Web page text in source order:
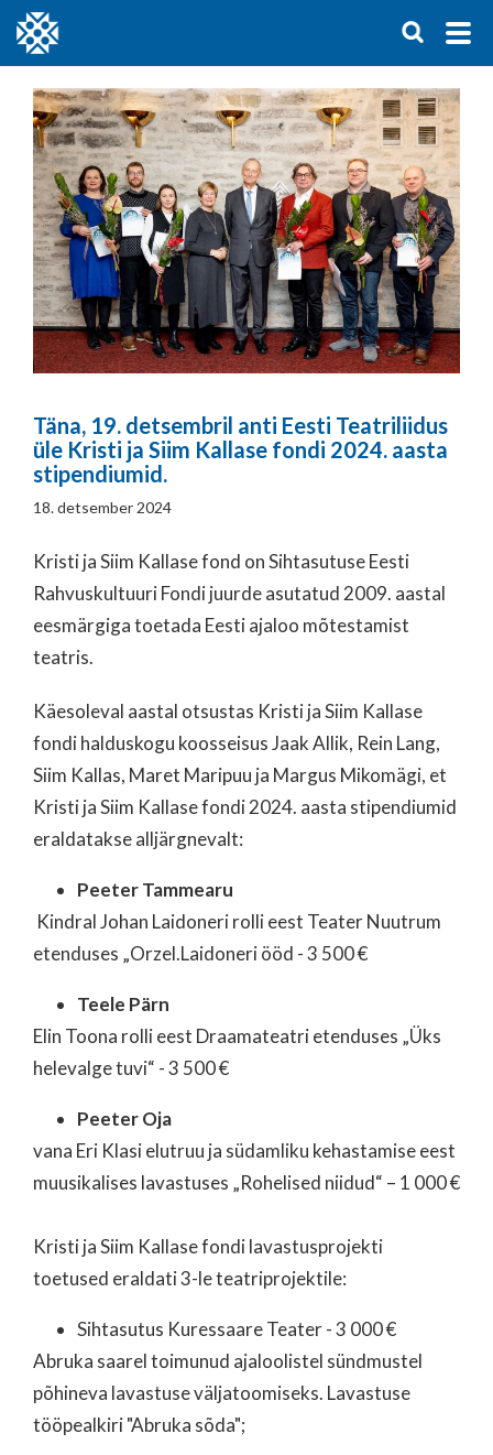
Täna, 19. detsembril anti Eesti Teatriliidus
üle Kristi ja Siim Kallase fondi 2024. aasta
stipendiumid.
18. detsember 2024
Kristi ja Siim Kallase fond on Sihtasutuse Eesti
Rahvuskultuuri Fondi juurde asutatud 2009. aastal
eesmärgiga toetada Eesti ajaloo mõtestamist
teatris.
Käesoleval aastal otsustas Kristi ja Siim Kallase
fondi halduskogu koosseisus Jaak Allik, Rein Lang,
Siim Kallas, Maret Maripuu ja Margus Mikomägi, et
Kristi ja Siim Kallase fondi 2024. aasta stipendiumid
eraldatakse alljärgnevalt:
Peeter Tammearu
Kindral Johan Laidoneri rolli eest Teater Nuutrum
etenduses „Orzel.Laidoneri ööd - 3 500 €
Teele Pärn
Elin Toona rolli eest Draamateatri etenduses „Üks
helevalge tuvi“ - 3 500 €
Peeter Oja
vana Eri Klasi elutruu ja südamliku kehastamise eest
muusikalises lavastuses „Rohelised niidud“ – 1 000 €
Kristi ja Siim Kallase fondi lavastusprojekti
toetused eraldati 3-le teatriprojektile:
Sihtasutus Kuressaare Teater - 3 000 €
Abruka saarel toimunud ajaloolistel sündmustel
põhineva lavastuse väljatoomiseks. Lavastuse
tööpealkiri "Abruka sõda";